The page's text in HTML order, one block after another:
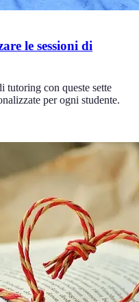
le sessioni di
tutoring con queste sette
per ogni studente.